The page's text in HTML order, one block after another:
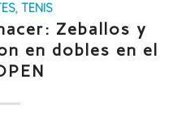
, TENIS
Zeballos y
en dobles en el